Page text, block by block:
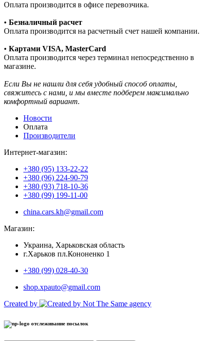
Оплата производится в офисе перевозчика.
• Безналичный расчет
Оплата производится на расчетный счет нашей компании.
• Картами VISA, MasterCard
Оплата производится через терминал непосредственно в
магазине.
Если Вы не нашли для себя удобный способ оплаты,
свяжитесь с нами, и мы вместе подберем максимально
комфортный вариант.
Новости
Оплата
Производители
Интернет-магазин:
+380 (95) 133-22-22
+380 (96) 224-90-79
+380 (93) 718-10-36
+380 (99) 199-11-00
china.cars.kh@gmail.com
Магазин:
Украина, Харьковская область
г.Харьков пл.Кононенко 1
+380 (99) 028-40-30
shop.xpauto@gmail.com
Created by
отслеживание посылок